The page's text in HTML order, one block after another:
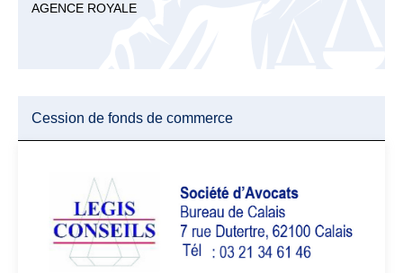
AGENCE ROYALE
Cession de fonds de commerce